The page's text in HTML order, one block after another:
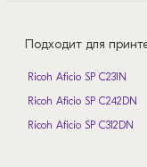
Подходит для
Ricoh Aficio SP C231N
Ricoh Aficio SP C242DN
Ricoh Aficio SP C312DN